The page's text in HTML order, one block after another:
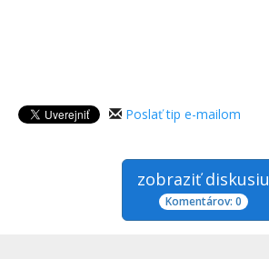
Poslať tip e-mailom
zobraziť diskusiu
Komentárov: 0